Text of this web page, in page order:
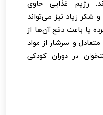
رژیم غذایی حاوی
شکر زیاد نیز می‌تواند
یا باعث دفع آن‌ها از
و سرشار از مواد
در دوران کودکی